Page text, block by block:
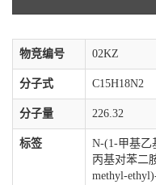
物竞编号 02KZ
分子式 C15H18N2
分子量 226.32
标签
N-(1-甲基乙
丙基对苯二
methyl-